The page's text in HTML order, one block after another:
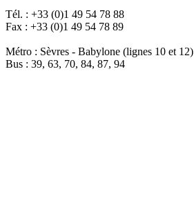
Tél. : +33 (0)1 49 54 78 88
Fax : +33 (0)1 49 54 78 89
Métro : Sèvres - Babylone (lignes 10 et 12)
Bus : 39, 63, 70, 84, 87, 94